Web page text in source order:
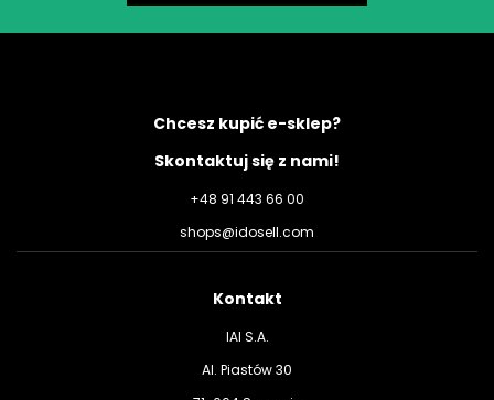
Chcesz kupić e-sklep?
Skontaktuj się z nami!
+48 91 443 66 00
shops@idosell.com
Kontakt
IAI S.A.
Al. Piastów 30